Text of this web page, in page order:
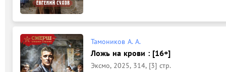
Тамоников А. А.
Ложь на крови : [16+]
Эксмо, 2025, 314, [3] стр.